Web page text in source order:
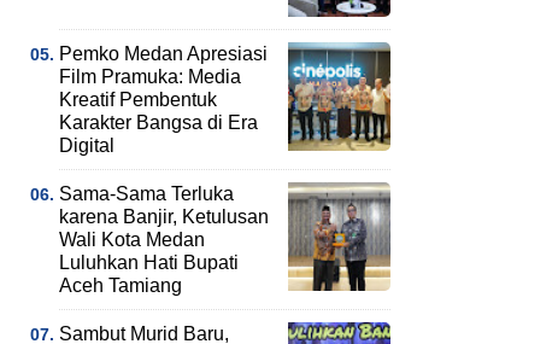
Pemko Medan Apresiasi
Film Pramuka: Media
Kreatif Pembentuk
Karakter Bangsa di Era
Digital
Sama-Sama Terluka
karena Banjir, Ketulusan
Wali Kota Medan
Luluhkan Hati Bupati
Aceh Tamiang
Sambut Murid Baru,